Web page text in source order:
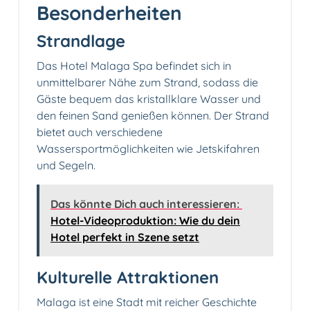
Besonderheiten
Strandlage
Das Hotel Malaga Spa befindet sich in
unmittelbarer Nähe zum Strand, sodass die
Gäste bequem das kristallklare Wasser und
den feinen Sand genießen können. Der Strand
bietet auch verschiedene
Wassersportmöglichkeiten wie Jetskifahren
und Segeln.
Das könnte Dich auch interessieren:
Hotel-Videoproduktion: Wie du dein
Hotel perfekt in Szene setzt
Kulturelle Attraktionen
Malaga ist eine Stadt mit reicher Geschichte